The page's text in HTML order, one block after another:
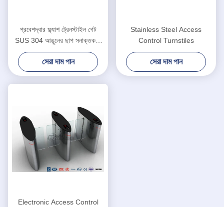
প্রবেশদ্বার ফ্ল্যাশ ট্রেনস্টাইল গেট
SUS 304 আঙুলের ছাপ সনাক্তকরণ
সিস্টেম সঙ্গে
সেরা দাম পান
Stainless Steel Access
Control Turnstiles
সেরা দাম পান
Electronic Access Control